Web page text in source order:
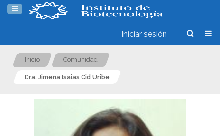
Iniciar sesión
Inicio Comunidad
Dra. Jimena Isaias Cid Uribe